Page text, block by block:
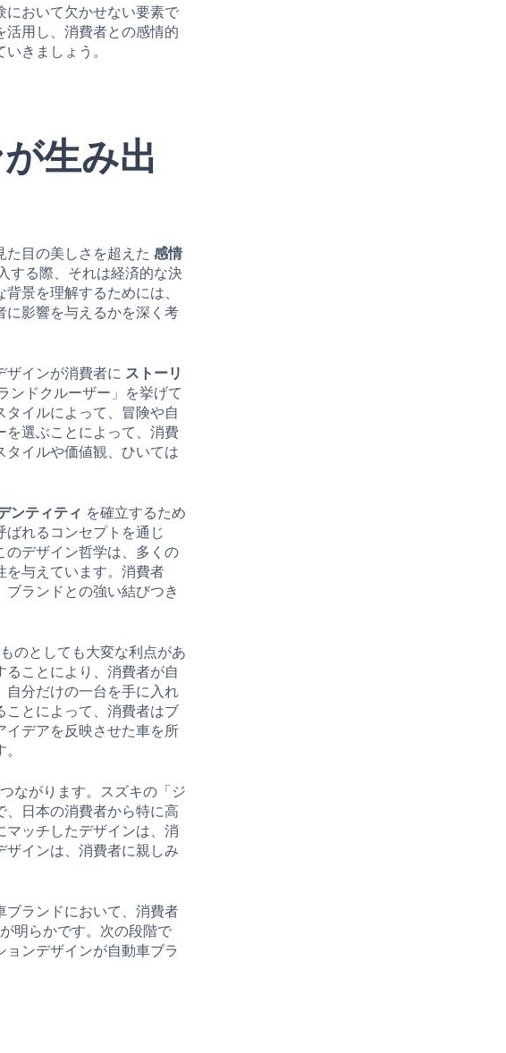
において欠かせない要素で
用し、消費者との感情的
きましょう。
生み出
た目の美しさを超えた感情
する際、それは経済的な決
景を理解するためには、
に影響を与えるかを深く考
ザインが消費者に ストーリ
ンドクルーザー」を挙げて
イルによって、冒険や自
を選ぶことによって、消費
イルや価値観、ひいては
ンティティ を確立するため
れるコンセプトを通じ
のデザイン哲学は、多くの
を与えています。消費者
ランドとの強い結びつき
のとしても大変な利点があ
ことにより、消費者が自
自分だけの一台を手に入れ
ことによって、消費者はブ
イデアを反映させた車を所
ながります。スズキの「ジ
、日本の消費者から特に高
マッチしたデザインは、消
ザインは、消費者に親しみ
ブランドにおいて、消費者
明らかです。次の段階で
ンデザインが自動車ブラ